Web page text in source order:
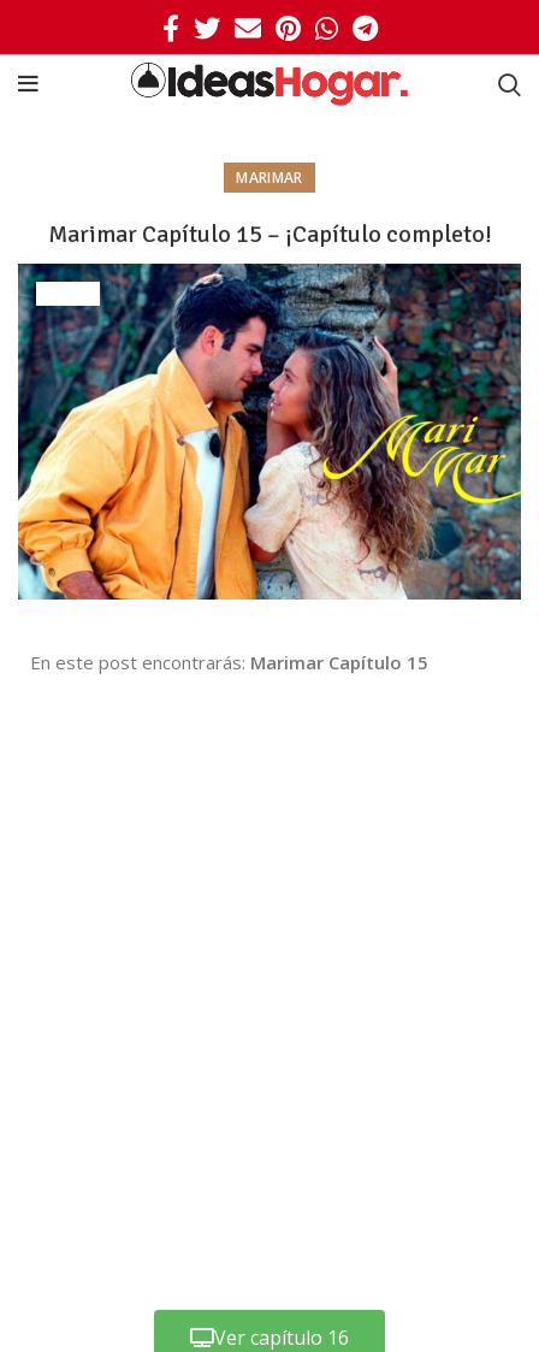
MARIMAR
Marimar Capítulo 15 – ¡Capítulo completo!
En este post encontrarás: Marimar Capítulo 15
Ver capítulo 16